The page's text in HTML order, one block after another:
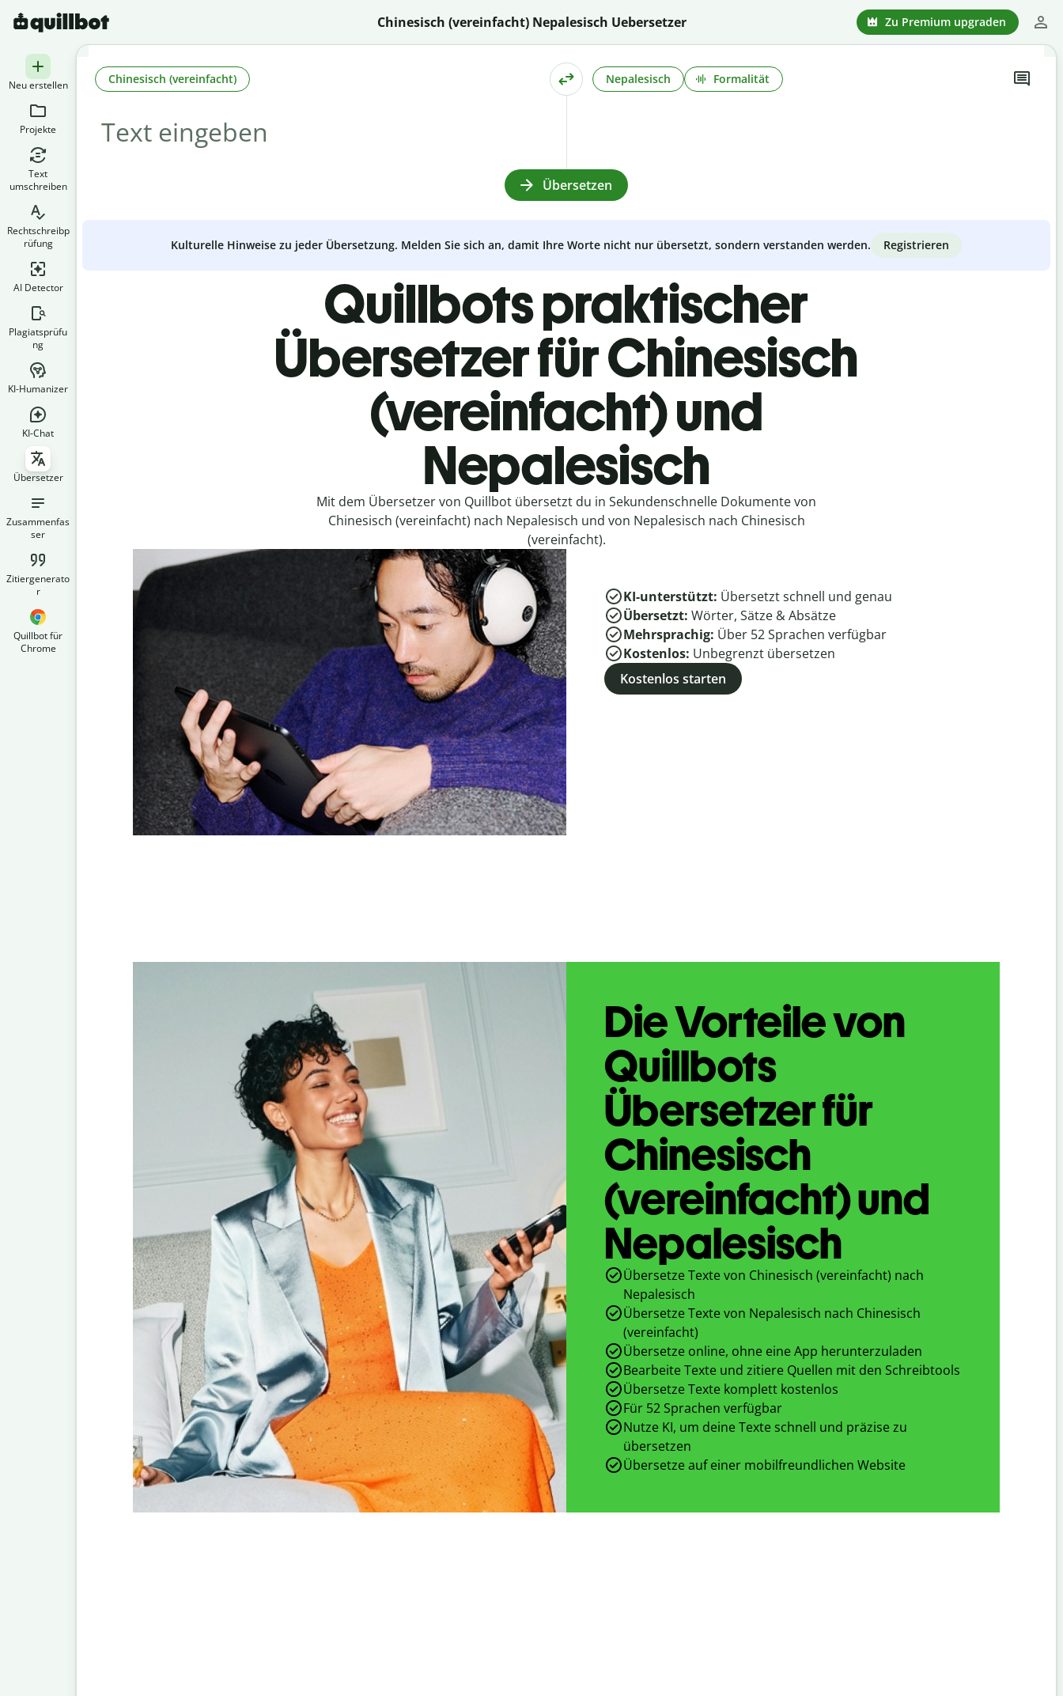
Chinesisch (vereinfacht) Nepalesisch Uebersetzer Zu Premium upgraden
Neu erstellen
Projekte
Text
umschreiben
Rechtschreibp
rüfung
AI Detector
Plagiatsprüfu
ng
KI-Humanizer
KI-Chat
Übersetzer
Zusammenfas
ser
Zitiergenerato
r
Quillbot für
Chrome
Chinesisch (vereinfacht) Nepalesisch Formalität
Übersetzen
Kulturelle Hinweise zu jeder Übersetzung. Melden Sie sich an, damit Ihre Worte nicht nur übersetzt, sondern verstanden werden. Registrieren
Quillbots praktischer
Übersetzer für Chinesisch
(vereinfacht) und
Nepalesisch
Mit dem Übersetzer von Quillbot übersetzt du in Sekundenschnelle Dokumente von
Chinesisch (vereinfacht) nach Nepalesisch und von Nepalesisch nach Chinesisch
(vereinfacht).
KI-unterstützt: Übersetzt schnell und genau
Übersetzt: Wörter, Sätze & Absätze
Mehrsprachig: Über 52Sprachen verfügbar
Kostenlos: Unbegrenzt übersetzen
Kostenlos starten
Die Vorteile von
Quillbots
Übersetzer für
Chinesisch
(vereinfacht) und
Nepalesisch
Übersetze Texte von Chinesisch (vereinfacht) nach
Nepalesisch
Übersetze Texte von Nepalesisch nach Chinesisch
(vereinfacht)
Übersetze online, ohne eine App herunterzuladen
Bearbeite Texte und zitiere Quellen mit den Schreibtools
Übersetze Texte komplett kostenlos
Für 52 Sprachen verfügbar
Nutze KI, um deine Texte schnell und präzise zu
übersetzen
Übersetze auf einer mobilfreundlichen Website